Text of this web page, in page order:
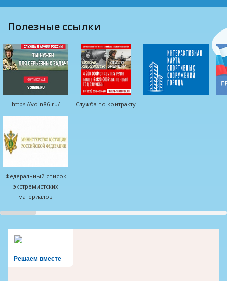
полезные ссылки
https://voin86.ru/ Служба по контракту
Федеральный список
экстремистских
материалов
Решаем вместе